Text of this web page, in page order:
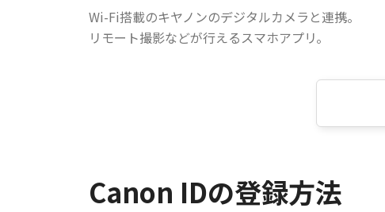
Wi-Fi搭載のキヤノンのデジタルカメラと連携。
リモート撮影などが行えるスマホアプリ。
Canon IDの登録方法